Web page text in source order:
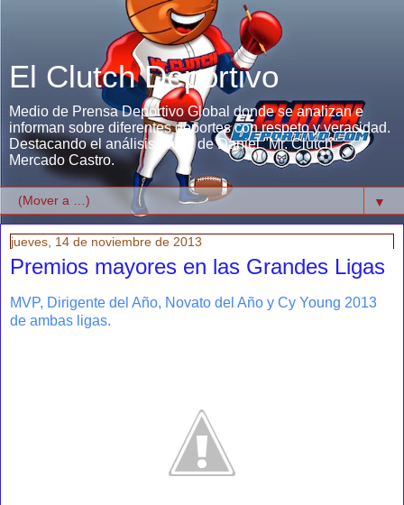
El Clutch Deportivo
Medio de Prensa Deportivo Global donde se analizan e
informan sobre diferentes deportes con respeto y veracidad.
Destacando el análisis único de Daniel "Mr. Clutch"
Mercado Castro.
▼
jueves, 14 de noviembre de 2013
Premios mayores en las Grandes Ligas
MVP, Dirigente del Año, Novato del Año y Cy Young 2013
de ambas ligas.